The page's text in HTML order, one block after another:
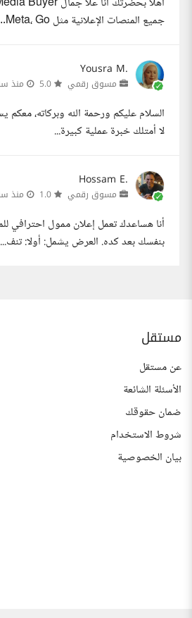
جميع المنصات الإعلانية مثل Meta، Go...
Yousra M.
مسوق رقمي منذ
السلام عليكم ورحمة الله وبركاته،
لا أمتلك خبرة عملية كبيرة...
Hossam E.
مسوق رقمي منذ
أنا هساعدك تعمل إعلان ممول احترافي
بنفسك بعد كده. العرض يشمل: أولا: تنف...
مستقل
عن مستقل
الأسئلة الشائعة
ضمان حقوقك
شروط الاستخدام
بيان الخصوصية